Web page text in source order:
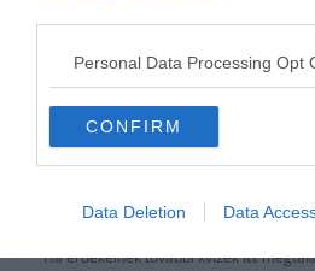
Personal Data Processing Opt
CONFIRM
Data Deletion Data
Dánia
Ha érdekelnek további kvízekitt